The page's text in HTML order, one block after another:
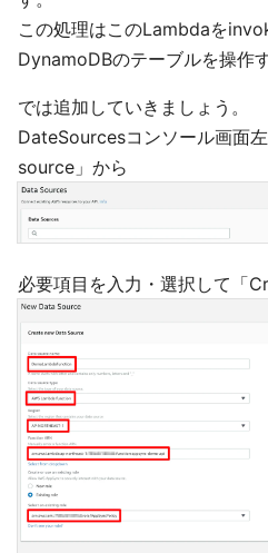
この処理はこのLambdaを
DynamoDBのテーブルを操作
では追加していきましょう。
DateSourcesコンソール画面
source」から
必要項目を入力・選択して「